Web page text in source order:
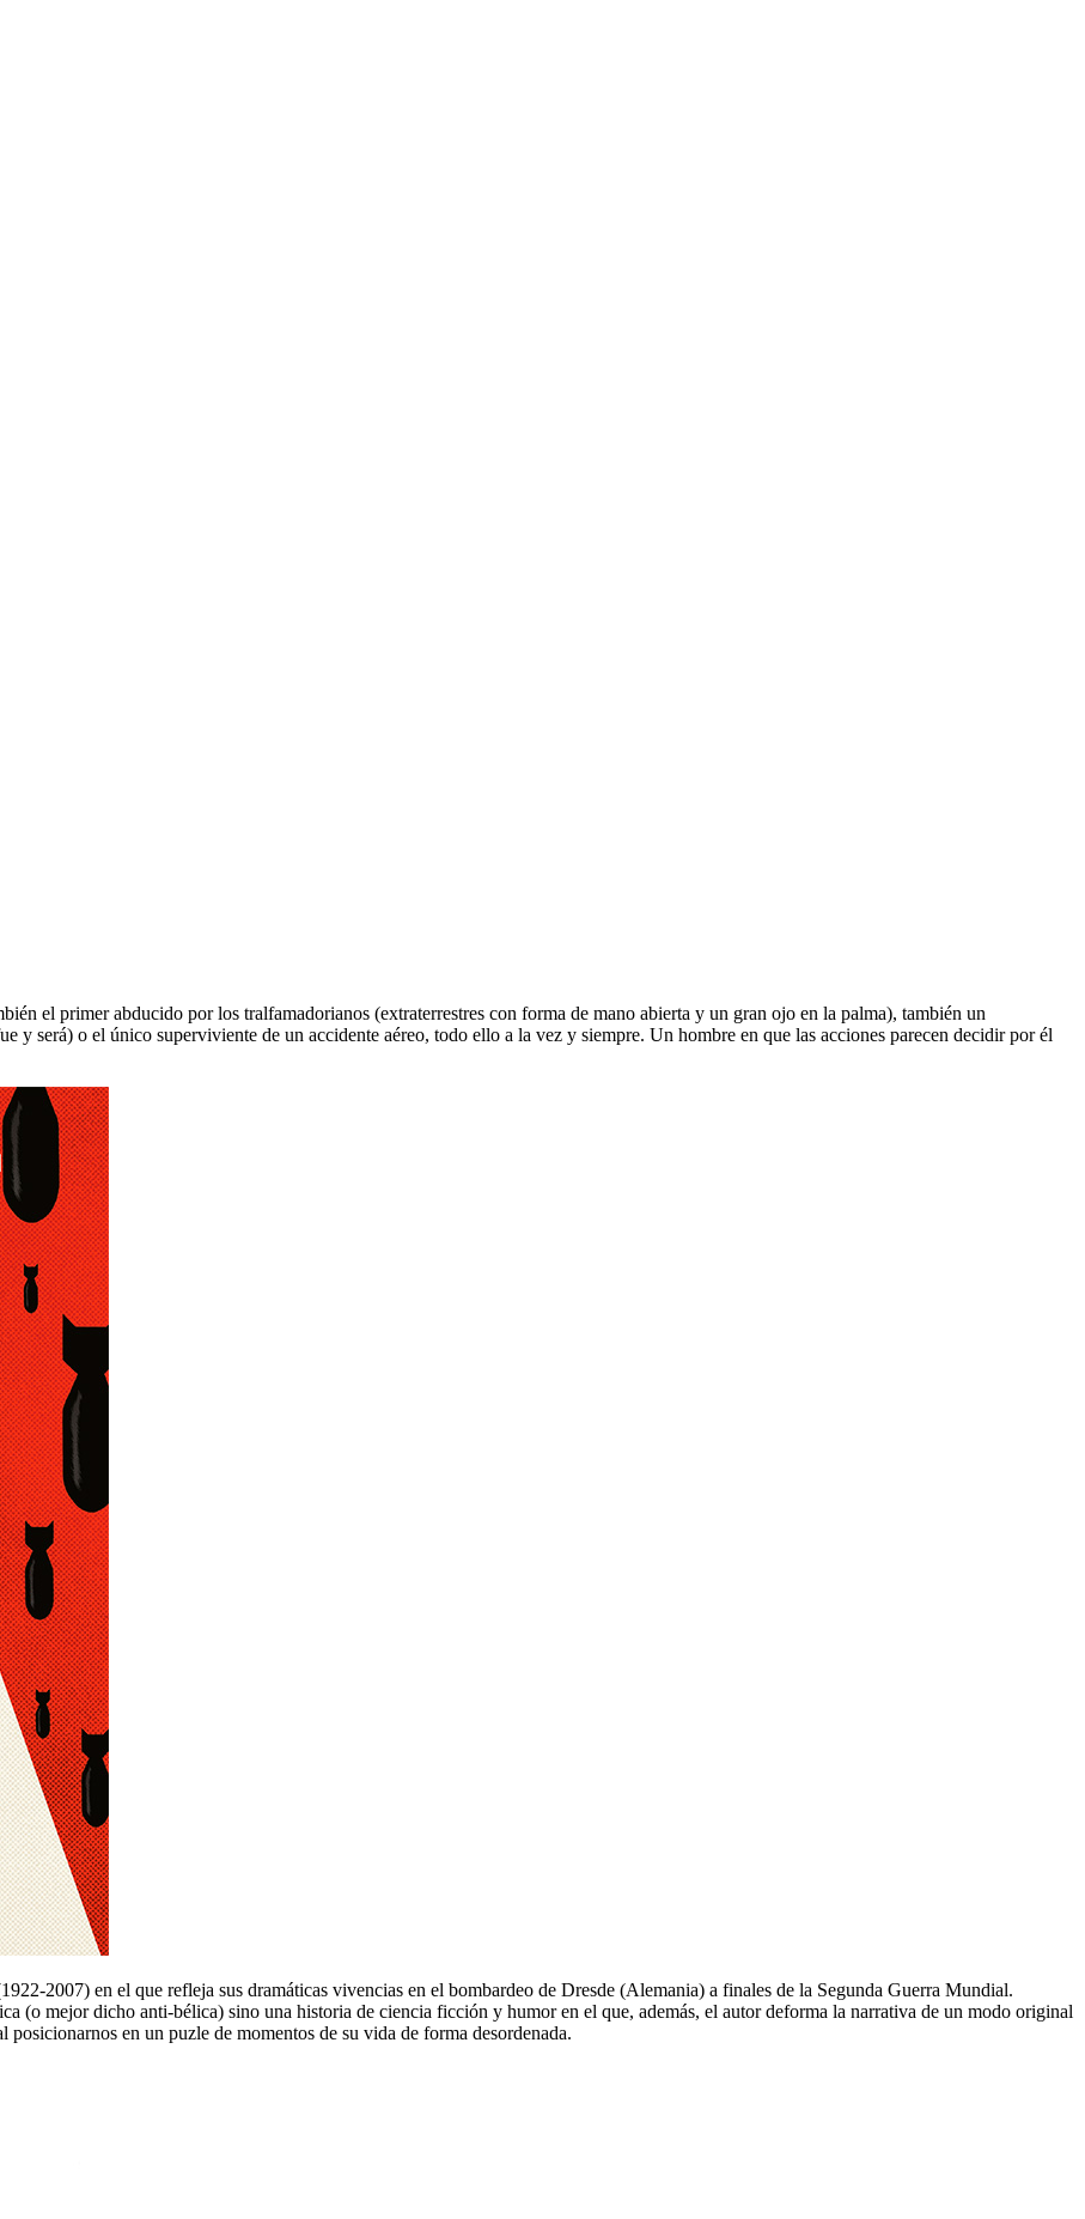
el primer abducido por los tralfamadorianos (extraterrestres con forma de mano abierta y un gran ojo en la palma), también un
y será) o el único superviviente de un accidente aéreo, todo ello a la vez y siempre. Un hombre en que las acciones parecen decidir por él
2007) en el que refleja sus dramáticas vivencias en el bombardeo de Dresde (Alemania) a finales de la Segunda Guerra Mundial.
(o mejor dicho anti-bélica) sino una historia de ciencia ficción y humor en el que, además, el autor deforma la narrativa de un modo original
en un puzle de momentos de su vida de forma desordenada.